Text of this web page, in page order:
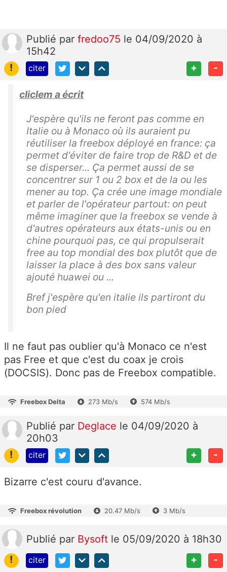
Publié par fredoo75 le 04/09/2020 à
15h42
!
citer + -
cliclem a écrit
J'espère qu'ils ne feront pas comme en
Italie ou à Monaco où ils auraient pu
réutiliser la freebox déployé en france: ça
permet d'éviter de faire trop de R&D et de
se disperser... Ça permet aussi de se
concentrer sur 1 ou 2 box et de la ou les
mener au top. Ça crée une image mondiale
et parler de l'opérateur partout: on peut
même imaginer que la freebox se vende à
d'autres opérateurs aux états-unis ou en
chine pourquoi pas, ce qui propulserait
free au top mondial des box plutôt que de
laisser la place à des box sans valeur
ajouté huawei ou ...
Bref j'espère qu'en italie ils partiront du
bon pied
Il ne faut pas oublier qu'à Monaco ce n'est
pas Free et que c'est du coax je crois
(DOCSIS). Donc pas de Freebox compatible.
Freebox Delta 273 Mb/s 574 Mb/s
Publié par Deglace le 04/09/2020 à
20h03
!
citer + -
Bizarre c'est couru d'avance.
Freebox révolution 20.47 Mb/s 3 Mb/s
Publié par Bysoft le 05/09/2020 à 18h30
!
citer + -